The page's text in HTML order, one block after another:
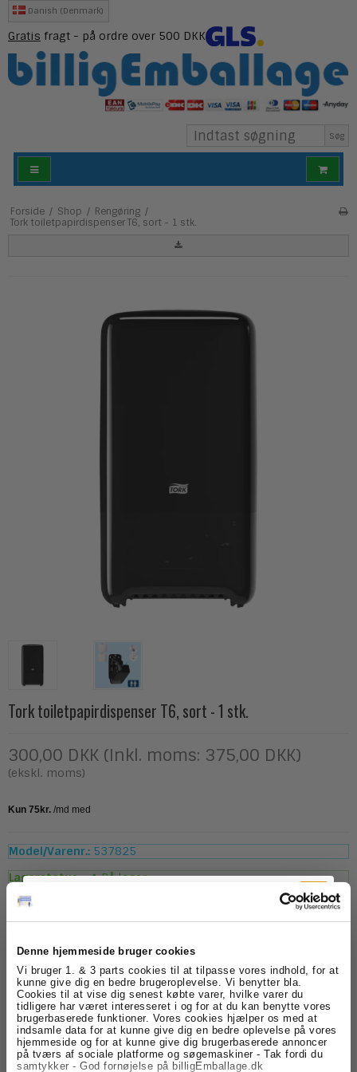
Denne hjemmeside bruger cookies
Vi bruger 1. & 3 parts cookies til at tilpasse vores indhold, for at
kunne give dig en bedre brugeroplevelse. Vi benytter bla.
Cookies til at vise dig senest købte varer, hvilke varer du
tidligere har været interesseret i og for at du kan benytte vores
brugerbaserede funktioner. Vores cookies hjælper os med at
indsamle data for at kunne give dig en bedre oplevelse på vores
hjemmeside og for at kunne give dig brugerbaserede annoncer
på tværs af sociale platforme og søgemaskiner - Tak fordi du
samtykker - God fornøjelse på billigEmballage.dk
Danish (Denmark)
Gratis fragt - på ordre over 500 DKK
Søg
Forside / Shop / Rengøring /
Tork toiletpapirdispenser T6, sort - 1 stk.
Tork toiletpapirdispenser T6, sort - 1 stk.
300,00 DKK (Inkl. moms: 375,00 DKK)
(ekskl. moms)
Model/Varenr.: 537825
Lagerstatus:
På lager
Køb
Beskrivelse Specifikationer
Tork Twin Mid-size T6 toiletpapirdispenser sort
Effektiv og stilren toiletpapirdispenser fra Tork, der er
velegnet til toiletområder med middel til høj
brugerfrekvens. Dispenseren har plads til to ruller og en
kapacitet svarende til op til seks almindelige toiletruller,
Tilmeld dig
nyhedsbrevet
Få skarpe tilbud, nyheder og eksklusive
kundefordele, direkte i din indbakke.